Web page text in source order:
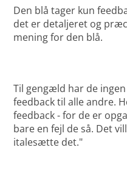
Den blå tager kun
det er detaljeret og
mening for den blå.
Til gengæld har de
feedback til alle andre.
feedback - for de er
bare en fejl de så. Det
italesætte det."